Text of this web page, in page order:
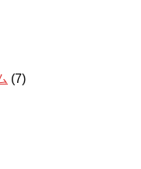
(7)